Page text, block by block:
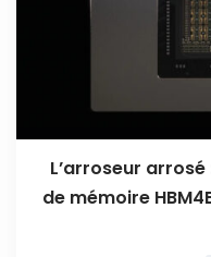
L’arroseur
de mémoire